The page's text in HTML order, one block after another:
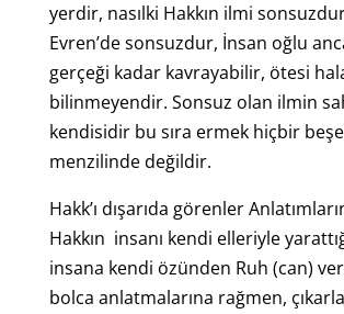
yerdir, nasılki Hakkın ilmi
Evren’de sonsuzdur, İnsan oğlu
gerçeği kadar kavrayabilir, ötesi
bilinmeyendir. Sonsuz olan ilmin
kendisidir bu sıra ermek hiçbir
menzilinde değildir.
Hakk’ı dışarıda görenler
Hakkın insanı kendi elleriyle
insana kendi özünden Ruh (can)
bolca anlatmalarına rağmen,